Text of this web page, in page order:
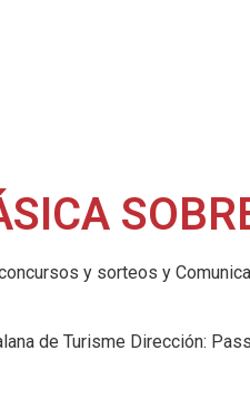
y sorteos y
de Turisme Dirección: